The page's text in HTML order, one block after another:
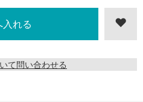
て問い合わせる